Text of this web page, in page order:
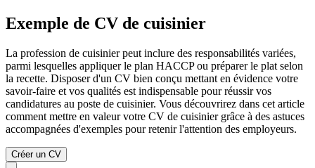
Exemple de CV de cuisinier
La profession de cuisinier peut inclure des responsabilités variées,
parmi lesquelles appliquer le plan HACCP ou préparer le plat selon
la recette. Disposer d'un CV bien conçu mettant en évidence votre
savoir-faire et vos qualités est indispensable pour réussir vos
candidatures au poste de cuisinier. Vous découvrirez dans cet article
comment mettre en valeur votre CV de cuisinier grâce à des astuces
accompagnées d'exemples pour retenir l'attention des employeurs.
Créer un CV